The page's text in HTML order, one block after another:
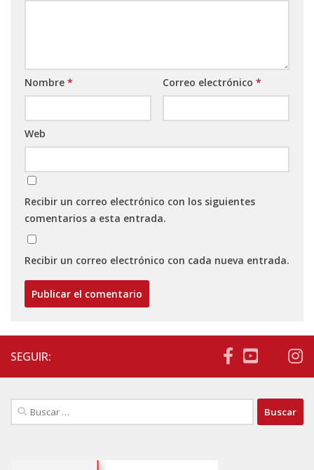
Nombre * Correo electrónico *
Web
Recibir un correo electrónico con los siguientes
comentarios a esta entrada.
Recibir un correo electrónico con cada nueva entrada.
SEGUIR:
Buscar: